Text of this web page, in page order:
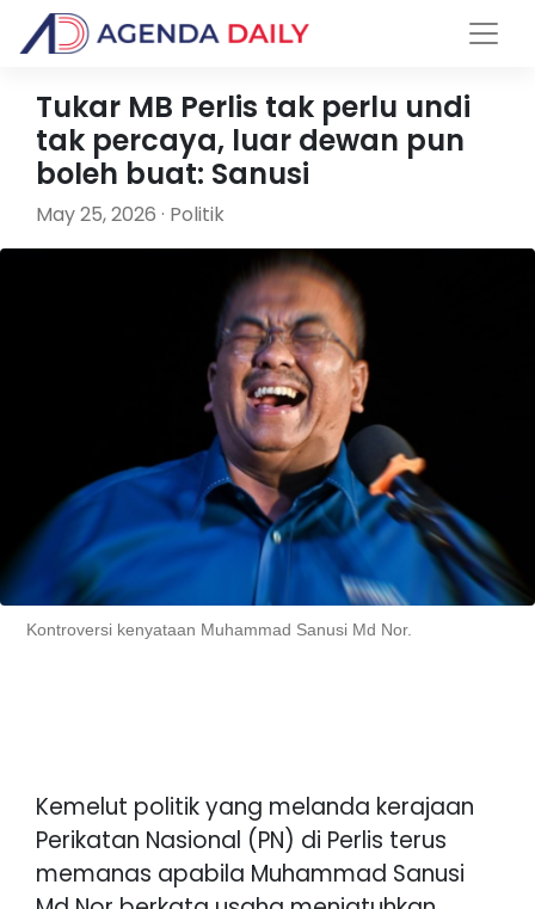
Tukar MB Perlis tak perlu undi
tak percaya, luar dewan pun
boleh buat: Sanusi
May 25, 2026 · Politik
Kontroversi kenyataan Muhammad Sanusi Md Nor.
Kemelut politik yang melanda kerajaan
Perikatan Nasional (PN) di Perlis terus
memanas apabila Muhammad Sanusi